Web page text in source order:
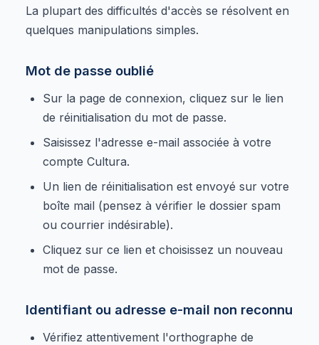
La plupart des difficultés d'accès se résolvent en
quelques manipulations simples.
Mot de passe oublié
Sur la page de connexion, cliquez sur le lien
de réinitialisation du mot de passe.
Saisissez l'adresse e-mail associée à votre
compte Cultura.
Un lien de réinitialisation est envoyé sur votre
boîte mail (pensez à vérifier le dossier spam
ou courrier indésirable).
Cliquez sur ce lien et choisissez un nouveau
mot de passe.
Identifiant ou adresse e-mail non reconnu
Vérifiez attentivement l'orthographe de